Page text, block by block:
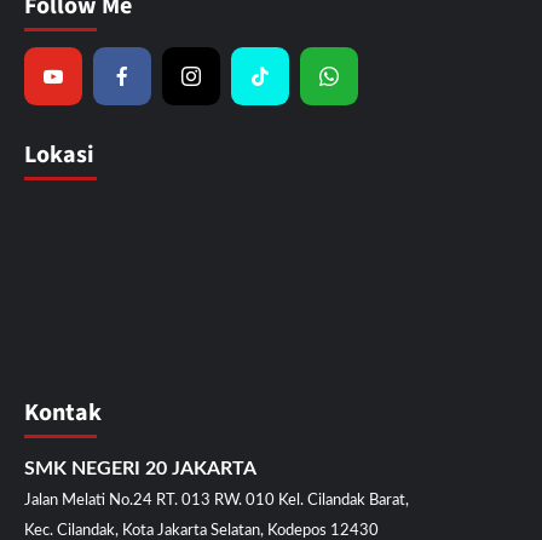
Lokasi
Kontak
SMK NEGERI 20 JAKARTA
Jalan Melati No.24 RT. 013 RW. 010 Kel. Cilandak Barat,
Kec. Cilandak, Kota Jakarta Selatan, Kodepos 12430